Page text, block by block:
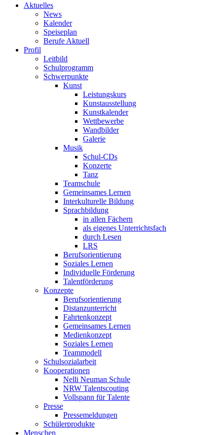
Aktuelles
News
Kalender
Speiseplan
Berufe Aktuell
Profil
Leitbild
Schulprogramm
Schwerpunkte
Kunst
Leistungskurs
Kunstausstellung
Kunstkalender
Wettbewerbe
Wandbilder
Galerie
Musik
Schul-CDs
Konzerte
Tanz
Teamschule
Gemeinsames Lernen
Interkulturelle Bildung
Sprachbildung
in allen Fächern
als eigenes Unterrichtsfach
durch Lesen
LRS
Berufsorientierung
Soziales Lernen
Individuelle Förderung
Talentförderung
Konzepte
Berufsorientierung
Distanzunterricht
Fahrtenkonzept
Gemeinsames Lernen
Medienkonzept
Soziales Lernen
Teammodell
Schulsozialarbeit
Kooperationen
Nelli Neuman Schule
NRW Talentscouting
Vollspann für Talente
Presse
Pressemeldungen
Schülerprodukte
Menschen